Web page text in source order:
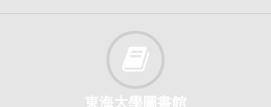
社區協力、共生與照顧（二）[6510]
東海大學圖書館